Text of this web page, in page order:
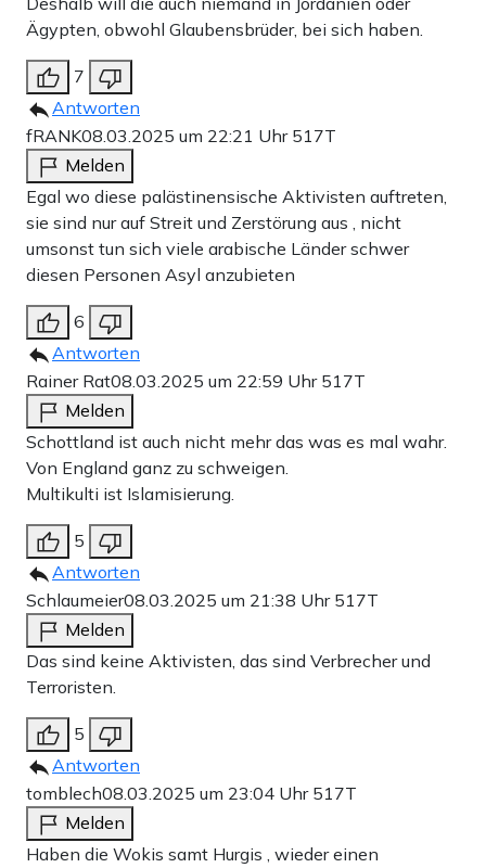
Ägypten, obwohl Glaubensbrüder, bei sich haben.
7
Antworten
fRANK08.03.2025 um 22:21 Uhr 517T
Melden
Egal wo diese palästinensische Aktivisten auftreten,
sie sind nur auf Streit und Zerstörung aus , nicht
umsonst tun sich viele arabische Länder schwer
diesen Personen Asyl anzubieten
6
Antworten
Rainer Rat08.03.2025 um 22:59 Uhr 517T
Melden
Schottland ist auch nicht mehr das was es mal wahr.
Von England ganz zu schweigen.
Multikulti ist Islamisierung.
5
Antworten
Schlaumeier08.03.2025 um 21:38 Uhr 517T
Melden
Das sind keine Aktivisten, das sind Verbrecher und
Terroristen.
5
Antworten
tomblech08.03.2025 um 23:04 Uhr 517T
Melden
Haben die Wokis samt Hurgis , wieder einen